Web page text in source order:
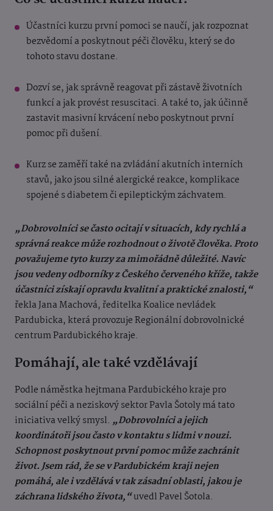
Účastníci kurzu první pomoci se naučí, jak rozpoznat
bezvědomí a poskytnout péči člověku, který se do
tohoto stavu dostane.
Dozví se, jak správně reagovat při zástavě životních
funkcí a jak provést resuscitaci. A také to, jak účinně
zastavit masivní krvácení nebo poskytnout první
pomoc při dušení.
Kurz se zaměří také na zvládání akutních interních
stavů, jako jsou silné alergické reakce, komplikace
spojené s diabetem či epileptickým záchvatem.
„Dobrovolníci se často ocitají v situacích, kdy rychlá a
správná reakce může rozhodnout o životě člověka. Proto
považujeme tyto kurzy za mimořádně důležité. Navíc
jsou vedeny odborníky z Českého červeného kříže, takže
účastníci získají opravdu kvalitní a praktické znalosti,“
řekla Jana Machová, ředitelka Koalice nevládek
Pardubicka, která provozuje Regionální dobrovolnické
centrum Pardubického kraje.
Pomáhají, ale také vzdělávají
Podle náměstka hejtmana Pardubického kraje pro
sociální péči a neziskový sektor Pavla Šotoly má tato
iniciativa velký smysl. „Dobrovolníci a jejich
koordinátoři jsou často v kontaktu s lidmi v nouzi.
Schopnost poskytnout první pomoc může zachránit
život. Jsem rád, že se v Pardubickém kraji nejen
pomáhá, ale i vzdělává v tak zásadní oblasti, jakou je
záchrana lidského života,“uvedl Pavel Šotola.